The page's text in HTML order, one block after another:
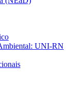
UNI-RN